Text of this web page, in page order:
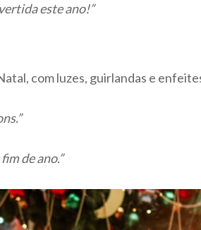
este ano!”
com luzes, guirlandas e
de ano.”